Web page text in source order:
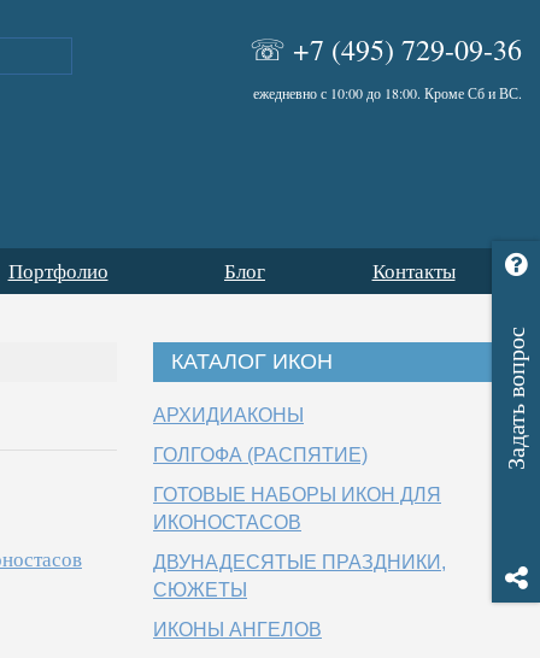
☏ +7 (495) 729-09-36
ежедневно с 10:00 до 18:00. Кроме Сб и ВС.
Портфолио Блог Контакты
КАТАЛОГ ИКОН
АРХИДИАКОНЫ
ГОЛГОФА (РАСПЯТИЕ)
ГОТОВЫЕ НАБОРЫ ИКОН ДЛЯ
ИКОНОСТАСОВ
ДВУНАДЕСЯТЫЕ ПРАЗДНИКИ,
СЮЖЕТЫ
ИКОНЫ АНГЕЛОВ
Задать вопрос